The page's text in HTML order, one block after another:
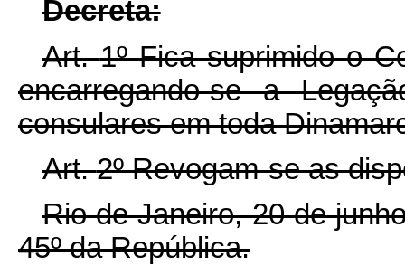
Decreta:
Art.1º Fica suprimido o
encarregando-se a
consulares em toda
Art.2º Revogam-se as
Rio de Janeiro, 20 de
45º da República.